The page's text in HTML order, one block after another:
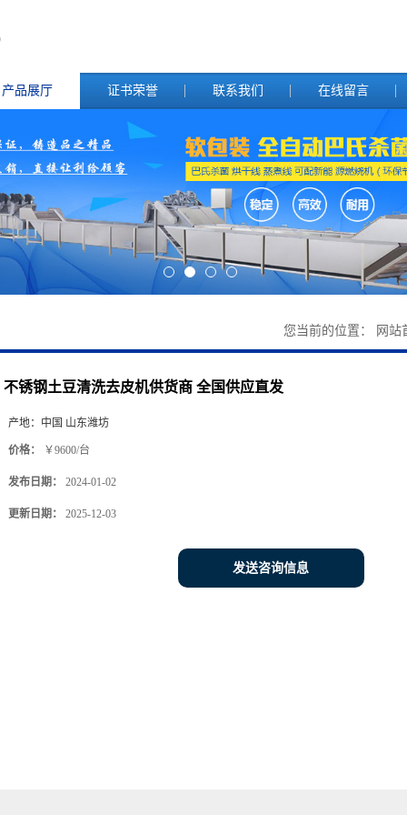
产品展厅 证书荣誉 联系我们 在线留言
您当前的位置： 网站
不锈钢土豆清洗去皮机供货商 全国供应直发
产地： 中国 山东潍坊
价格： ￥9600/台
发布日期： 2024-01-02
更新日期： 2025-12-03
发送咨询信息